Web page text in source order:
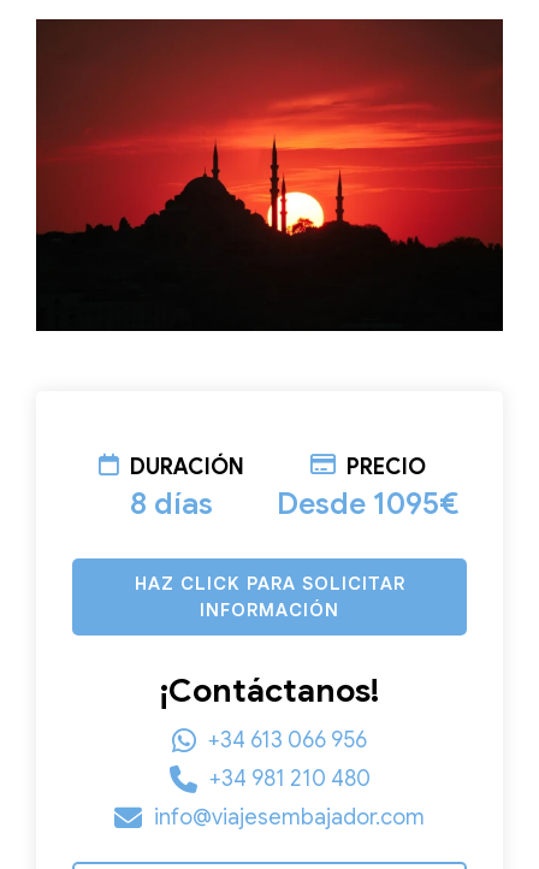
DURACIÓN
8 días
PRECIO
Desde 1095€
HAZ CLICK PARA SOLICITAR
INFORMACIÓN
¡Contáctanos!
+34 613 066 956
+34 981 210 480
info@viajesembajador.com